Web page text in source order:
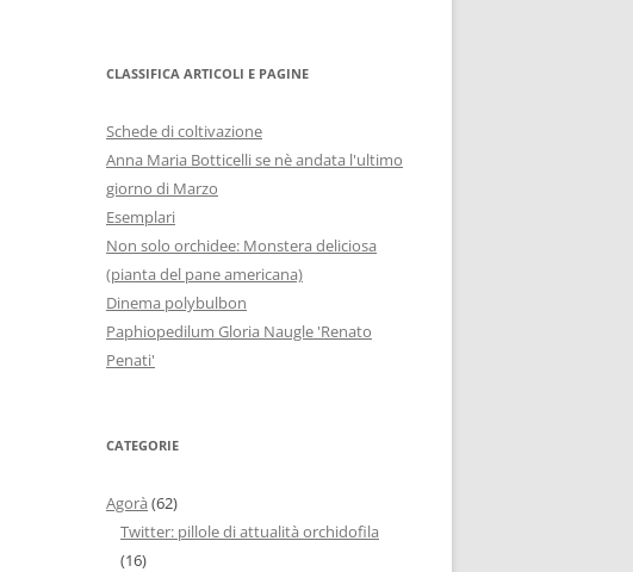
CLASSIFICA ARTICOLI E PAGINE
Schede di coltivazione
Anna Maria Botticelli se nè andata l'ultimo
giorno di Marzo
Esemplari
Non solo orchidee: Monstera deliciosa
(pianta del pane americana)
Dinema polybulbon
Paphiopedilum Gloria Naugle 'Renato
Penati'
CATEGORIE
Agorà (62)
Twitter: pillole di attualità orchidofila
(16)